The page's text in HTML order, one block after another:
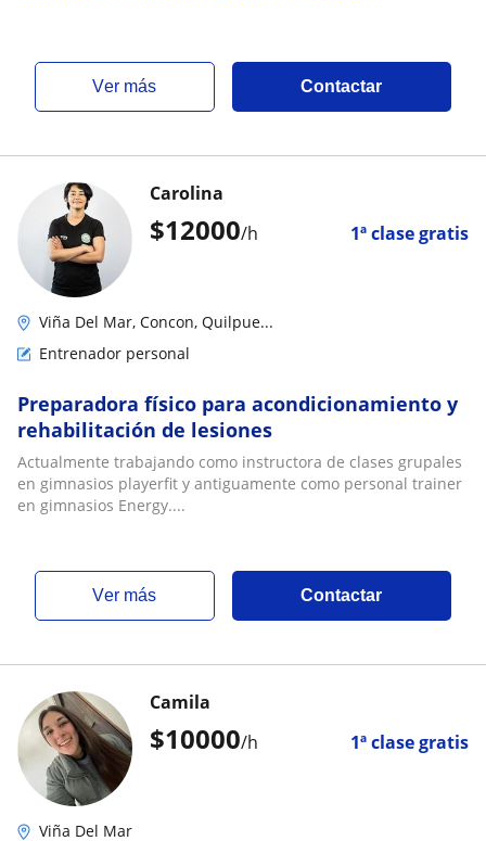
ver más Contactar
$12000/h 1ª clase gratis
Carolina
Viña Del Mar, Concon, Quilpue...
Entrenador personal
Preparadora físico para acondicionamiento y
rehabilitación de lesiones
Actualmente trabajando como instructora de clases grupales
en gimnasios playerfit y antiguamente como personal trainer
en gimnasios Energy....
ver más Contactar
$10000/h 1ª clase gratis
Camila
Viña Del Mar